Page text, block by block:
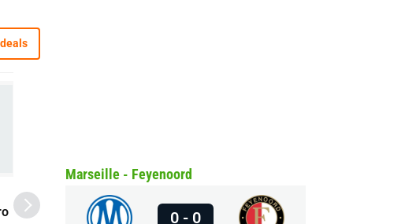
EA Sports FC 26 -
F50 Messi Elite Firm
Marseille - Feyenoord
0 - 0